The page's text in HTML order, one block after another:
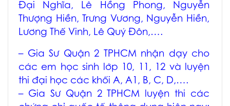
Đại Nghĩa, Lê Hồng Phong, Nguyễn
Thượng Hiền, Trưng Vương, Nguyễn Hiền,
Lương Thế Vinh, Lê Quý Đôn,….
– Gia Sư Quận 2 TPHCM nhận dạy cho
các em học sinh lớp 10, 11, 12 và luyện
thi đại học các khối A, A1, B, C, D,….
– Gia Sư Quận 2 TPHCM luyện thi các